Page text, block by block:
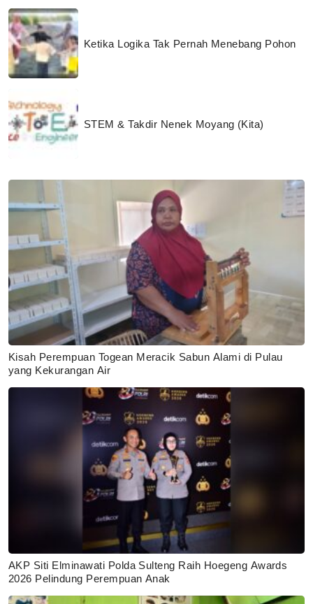
Ketika Logika Tak Pernah Menebang Pohon
STEM & Takdir Nenek Moyang (Kita)
Kisah Perempuan Togean Meracik Sabun Alami di Pulau
yang Kekurangan Air
AKP Siti Elminawati Polda Sulteng Raih Hoegeng Awards
2026 Pelindung Perempuan Anak